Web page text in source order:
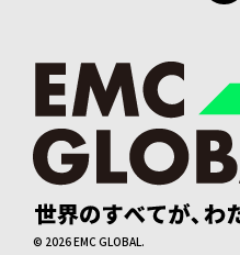
© 2026EMC GLOBAL.